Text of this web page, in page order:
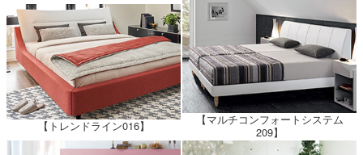
【トレンドライン016】
【マルチコンフォートシステム
209】